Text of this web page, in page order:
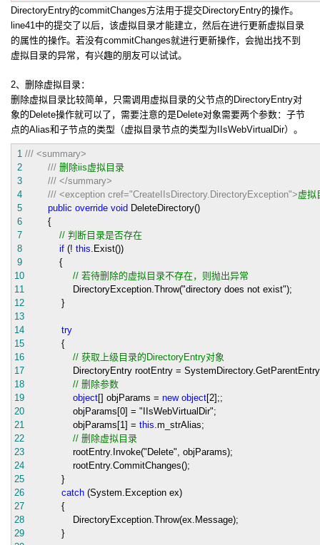
DirectoryEntry的commitChanges方法用于提交DirectoryEntry的操作。
line41中的提交了以后，该虚拟目录才能建立，然后在进行更新虚拟目录
的属性的操作。若没有commitChanges就进行更新操作，会抛出找不到
虚拟目录的异常，有兴趣的朋友可以试试。
2、删除虚拟目录：
删除虚拟目录比较简单，只需调用虚拟目录的父节点的DirectoryEntry对
象的Delete操作就可以了，需要注意的是Delete对象需要两个参数：子节
点的Alias和子节点的类型（虚拟目录节点的类型为IIsWebVirtualDir）。
1 /// <summary>
2
/// 删除iis虚拟目录
3
/// </summary>
4
/// <exception cref="CreateIIsDirectory.DirectoryException">虚拟
5
public override void DeleteDirectory()
6
{
7
// 判断目录是否存在
8
if (! this.Exist())
9
{
10
// 若待删除的虚拟目录不存在，则抛出异常
11
DirectoryException.Throw("directory does not exist");
12
}
13
14
try
15
{
16
// 获取上级目录的DirectoryEntry对象
17
DirectoryEntry rootEntry =
18
// 删除参数
19
object[] objParams = new object[2];;
20
objParams[0] = " IIsWebVirtualDir";
21
objParams[1] = this.m_strAlias;
22
// 删除虚拟目录
23
rootEntry.Invoke(" Delete", objParams);
24
rootEntry.CommitChanges();
25
}
26
catch (System.Exception ex)
27
{
28
DirectoryException.Throw(ex.Message);
29
}